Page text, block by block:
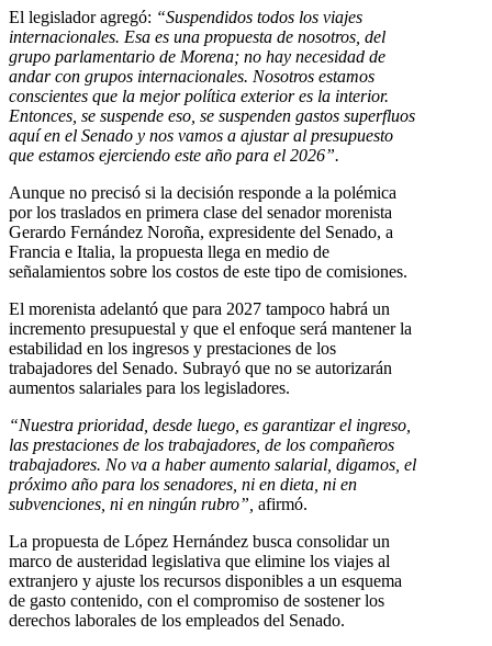
El legislador agregó: “Suspendidos todos los viajes
internacionales. Esa es una propuesta de nosotros, del
grupo parlamentario de Morena; no hay necesidad de
andar con grupos internacionales. Nosotros estamos
conscientes que la mejor política exterior es la interior.
Entonces, se suspende eso, se suspenden gastos superfluos
aquí en el Senado y nos vamos a ajustar al presupuesto
que estamos ejerciendo este año para el 2026”.
Aunque no precisó si la decisión responde a la polémica
por los traslados en primera clase del senador morenista
Gerardo Fernández Noroña, expresidente del Senado, a
Francia e Italia, la propuesta llega en medio de
señalamientos sobre los costos de este tipo de comisiones.
El morenista adelantó que para 2027 tampoco habrá un
incremento presupuestal y que el enfoque será mantener la
estabilidad en los ingresos y prestaciones de los
trabajadores del Senado. Subrayó que no se autorizarán
aumentos salariales para los legisladores.
“Nuestra prioridad, desde luego, es garantizar el ingreso,
las prestaciones de los trabajadores, de los compañeros
trabajadores. No va a haber aumento salarial, digamos, el
próximo año para los senadores, ni en dieta, ni en
subvenciones, ni en ningún rubro”, afirmó.
La propuesta de López Hernández busca consolidar un
marco de austeridad legislativa que elimine los viajes al
extranjero y ajuste los recursos disponibles a un esquema
de gasto contenido, con el compromiso de sostener los
derechos laborales de los empleados del Senado.